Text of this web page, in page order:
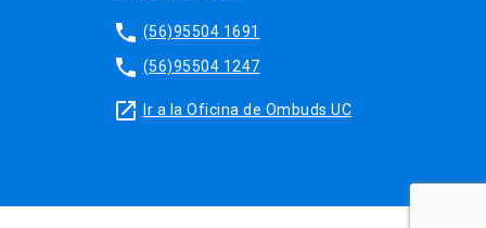
phone (56)95504 1691
phone (56)95504 1247
launch Ir a la Oficina de Ombuds UC